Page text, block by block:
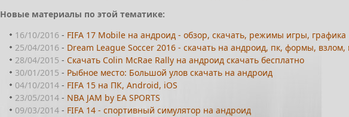
Новые материалы по этой тематике:
16/10/2016 - FIFA 17 Mobile на андроид - обзор, скачать, режимы игры, графика
25/04/2016 - Dream League Soccer 2016 - скачать на андроид, пк, формы, взлом,
28/04/2015 - Скачать Colin McRae Rally на андроид скачать бесплатно
30/01/2015 - Рыбное место: Большой улов скачать на андроид
04/10/2014 - FIFA 15 на ПК, Android, iOS
23/05/2014 - NBA JAM by EA SPORTS
09/03/2014 - FIFA 14 - спортивный симулятор на андроид